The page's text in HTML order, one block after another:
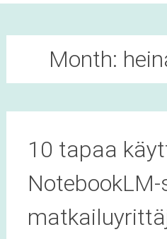
Month:
10 tapaa